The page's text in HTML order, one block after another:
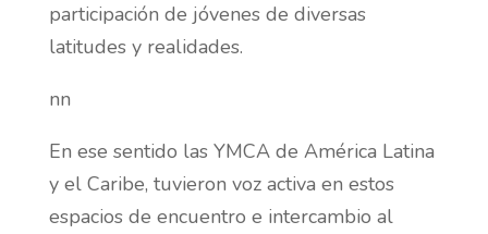
participación de jóvenes de diversas
latitudes y realidades.
nn
En ese sentido las YMCA de América Latina
y el Caribe, tuvieron voz activa en estos
espacios de encuentro e intercambio al